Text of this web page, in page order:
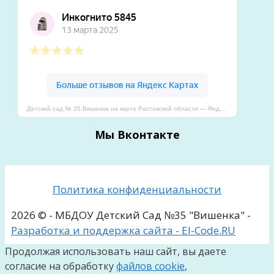
Мы Вконтакте
Политика конфиденциальности
2026 © - МБДОУ Детский Сад №35 "Вишенка" -
Разработка и поддержка сайта - El-Code.RU
Продолжая использовать наш сайт, вы даете
согласие на обработкуфайлов cookie,